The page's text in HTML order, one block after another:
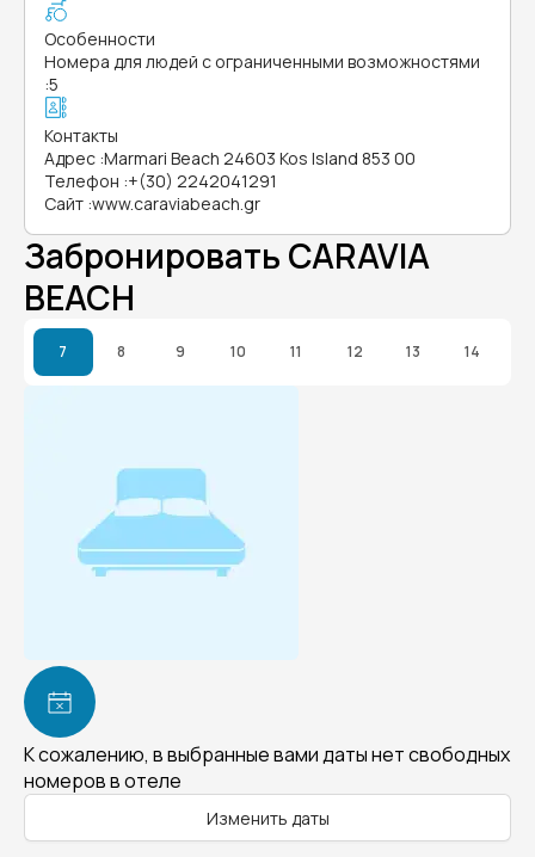
Особенности
Номера для людей с ограниченными возможностями
:5
Контакты
Адрес :Marmari Beach 24603 Kos Island 853 00
Телефон :+(30) 2242041291
Сайт :www.caraviabeach.gr
Забронировать CARAVIA
BEACH
7 8 9 10 11 12 13 14
К сожалению, в выбранные вами даты нет свободных
номеров в отеле
Изменить даты